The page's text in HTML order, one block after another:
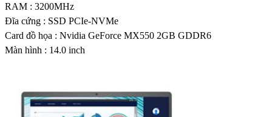
RAM : 3200MHz
Đĩa cứng : SSD PCIe-NVMe
Card đồ họa : Nvidia GeForce MX550 2GB GDDR6
Màn hình : 14.0 inch